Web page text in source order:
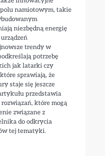
namiotowym, takie
niezbędną energię
trendy w
potrzebę
jak latarki czy
sprawiają, że
staje się jeszcze
przedstawia
które mogą
związane z
do odkrycia
tej tematyki.